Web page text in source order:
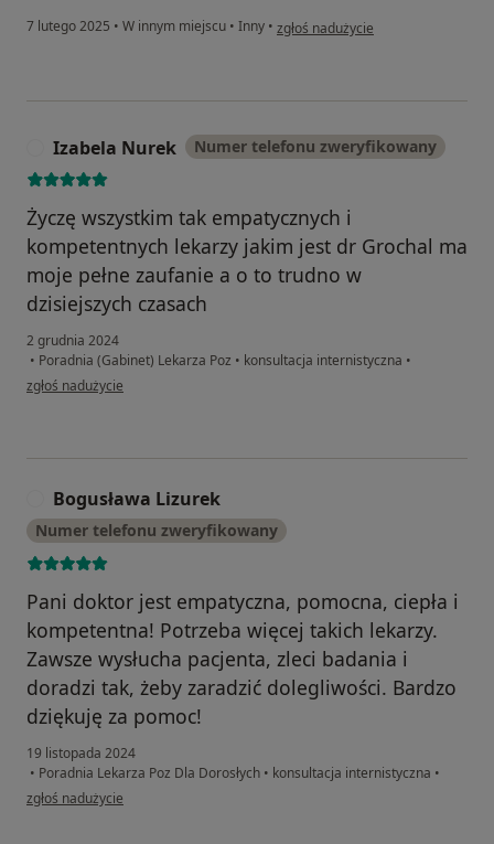
7 lutego 2025 • W innym miejscu • Inny • w opinii użytkownika Jaroslaw
zgłoś nadużycie
Izabela Nurek Numer telefonu zweryfikowany
Życzę wszystkim tak empatycznych i
kompetentnych lekarzy jakim jest dr Grochal ma
moje pełne zaufanie a o to trudno w
dzisiejszych czasach
2 grudnia 2024
• Poradnia (Gabinet) Lekarza Poz • konsultacja internistyczna •
w opinii użytkownika Izabela Nurek
zgłoś nadużycie
Bogusława Lizurek
Numer telefonu zweryfikowany
Pani doktor jest empatyczna, pomocna, ciepła i
kompetentna! Potrzeba więcej takich lekarzy.
Zawsze wysłucha pacjenta, zleci badania i
doradzi tak, żeby zaradzić dolegliwości. Bardzo
dziękuję za pomoc!
19 listopada 2024
• Poradnia Lekarza Poz Dla Dorosłych • konsultacja internistyczna •
w opinii użytkownika Bogusława Lizurek
zgłoś nadużycie